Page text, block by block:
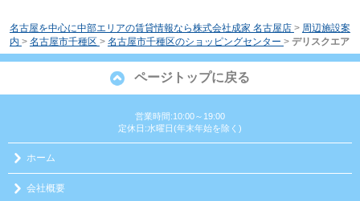
名古屋を中心に中部エリアの賃貸情報なら株式会社成家 名古屋店 > 周辺施設案
内 > 名古屋市千種区 > 名古屋市千種区のショッピングセンター > デリスクエア
ページトップに戻る
営業時間:10:00～19:00
定休日:水曜日(年末年始を除く)
ホーム
会社概要